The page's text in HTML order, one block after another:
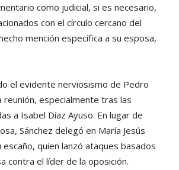
como judicial, si es necesario,
con el círculo cercano del
mención específica a su esposa,
el evidente nerviosismo de Pedro
reunión, especialmente tras las
a Isabel Díaz Ayuso. En lugar de
Sánchez delegó en María Jesús
quien lanzó ataques basados
contra el líder de la oposición.